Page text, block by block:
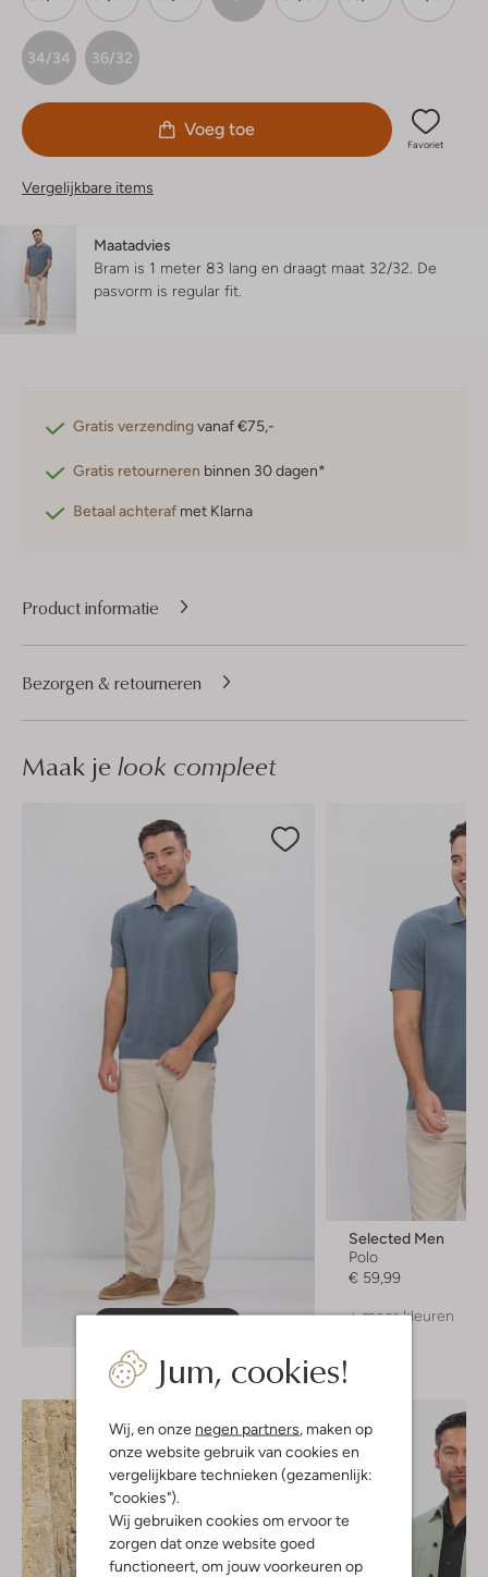
Jum, cookies!
Wij, en onze negen partners , maken op
onze website gebruik van cookies en
vergelijkbare technieken (gezamenlijk:
"cookies").
Wij gebruiken cookies om ervoor te
zorgen dat onze website goed
functioneert, om jouw voorkeuren op
34/34 36/32
Voeg toe
Favoriet
Vergelijkbare items
Maatadvies
Bram is 1 meter 83 lang en draagt maat 32/32. De
pasvorm is regular fit
Gratis verzendingvanaf €75,-
Gratis retourneren binnen 30 dagen*
Betaal achteraf met Klarna
Product informatie
Bezorgen & retourneren
Maak je look compleet
Selected Men
Polo
€ 59,99
+ meer kleuren